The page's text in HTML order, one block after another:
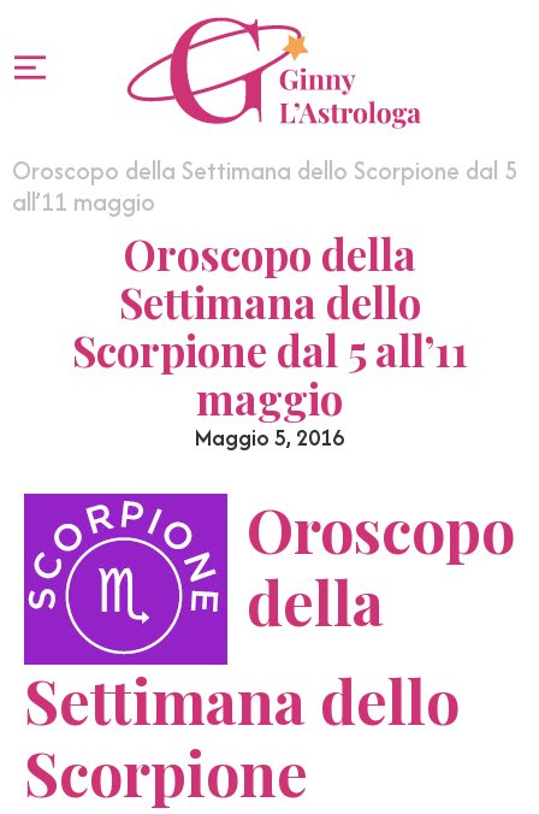
Oroscopo della Settimana dello Scorpione dal 5
all’11 maggio
Oroscopo della
Settimana dello
Scorpione dal 5 all’11
maggio
Maggio 5, 2016
Oroscopo
della
Settimana dello
Scorpione